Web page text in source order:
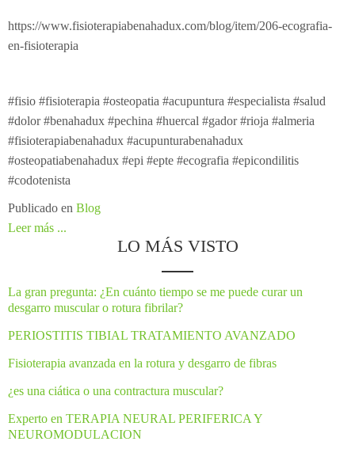
https://www.fisioterapiabenahadux.com/blog/item/206-ecografia-
en-fisioterapia
#fisio #fisioterapia #osteopatia #acupuntura #especialista #salud
#dolor #benahadux #pechina #huercal #gador #rioja #almeria
#fisioterapiabenahadux #acupunturabenahadux
#osteopatiabenahadux #epi #epte #ecografia #epicondilitis
#codotenista
Publicado en Blog
Leer más ...
LO MÁS VISTO
La gran pregunta: ¿En cuánto tiempo se me puede curar un
desgarro muscular o rotura fibrilar?
PERIOSTITIS TIBIAL TRATAMIENTO AVANZADO
Fisioterapia avanzada en la rotura y desgarro de fibras
¿es una ciática o una contractura muscular?
Experto en TERAPIA NEURAL PERIFERICA Y
NEUROMODULACION